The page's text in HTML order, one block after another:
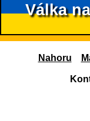
Válka
Nahoru